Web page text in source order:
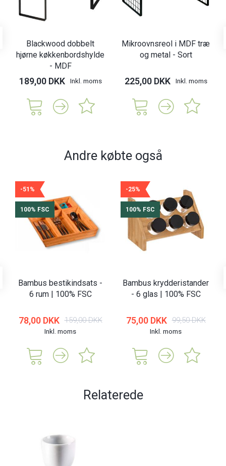
Blackwood dobbelt
hjørne køkkenbordshylde
- MDF
189,00 DKK Inkl. moms
Mikroovnsreol i MDF træ
og metal - Sort
225,00 DKK Inkl. moms
Andre købte også
-51%
100% FSC
Bambus bestikindsats -
6 rum | 100% FSC
78,00 DKK 159,00 DKK
Inkl. moms
-25%
100% FSC
Bambus krydderistander
- 6 glas | 100% FSC
75,00 DKK 99,50 DKK
Inkl. moms
Relaterede